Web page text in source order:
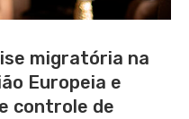
migratória na
Europeia e
controle de